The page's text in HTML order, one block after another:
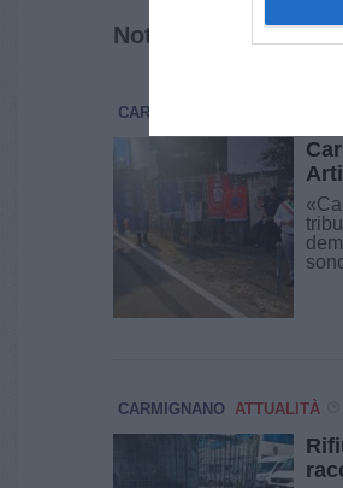
Notizie correlate
CARMIGNANO
CARMIGNANO ATTUALITÀ